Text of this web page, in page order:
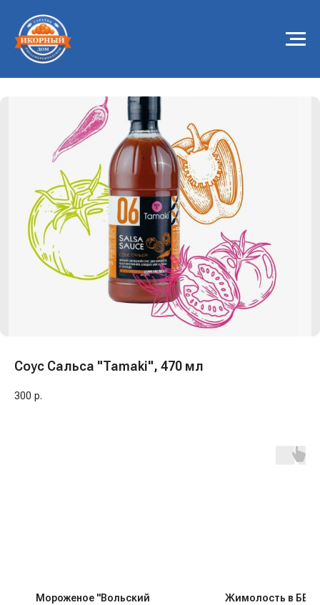
Соус Сальса "Tamaki", 470 мл
300 р.
Мороженое "Вольский
Жимолость в